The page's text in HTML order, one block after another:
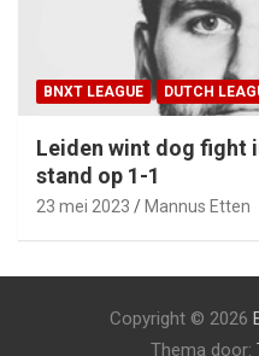
BNXT LEAGUE DUTCH
Leiden wint dog fight
stand op 1-1
23 mei 2023 Mannus Etten
Copyright © 2026
Thema door: